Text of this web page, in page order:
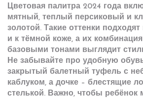
Цветовая палитра 2024 года
мятный, теплый персиковый и
золотой. Такие оттенки подходят
и к тёмной коже, а их
базовыми тонами выглядит
Не забывайте про удобную
закрытый балетный туфель с
каблуком, а дочке – блестящие
стелькой. Важно, чтобы ребёнок